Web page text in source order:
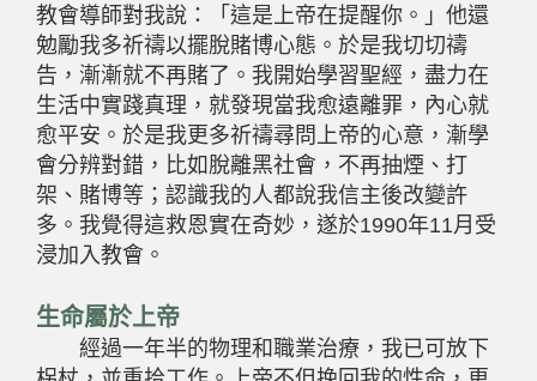
教會導師對我說：「這是上帝在提醒你。」他還
勉勵我多祈禱以擺脫賭博心態。於是我切切禱
告，漸漸就不再賭了。我開始學習聖經，盡力在
生活中實踐真理，就發現當我愈遠離罪，內心就
愈平安。於是我更多祈禱尋問上帝的心意，漸學
會分辨對錯，比如脫離黑社會，不再抽煙、打
架、賭博等；認識我的人都說我信主後改變許
多。我覺得這救恩實在奇妙，遂於1990年11月受
浸加入教會。
生命屬於上帝
經過一年半的物理和職業治療，我已可放下